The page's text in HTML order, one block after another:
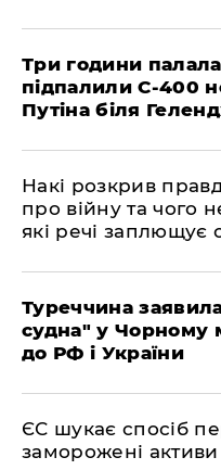
Три години
підпалили С-400
Путіна біля
Накі розкрив
про війну та чого
які речі заплющує
Туреччина
судна" у Чорному
до РФ і України
ЄС шукає спосіб
заморожені активи